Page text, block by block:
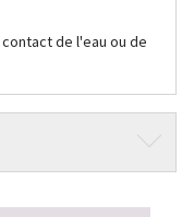
de l'eau ou de